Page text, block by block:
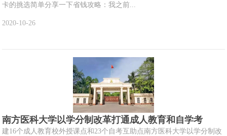
卡的挑选简单分享一下省钱攻略：我之前...
2020-10-26
南方医科大学以学分制改革打通成人教育和自学考
建16个成人教育校外授课点和23个自考互助点南方医科大学以学分制改